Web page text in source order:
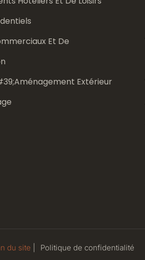
Et De
Extérieur
du site Politique de confidentialité